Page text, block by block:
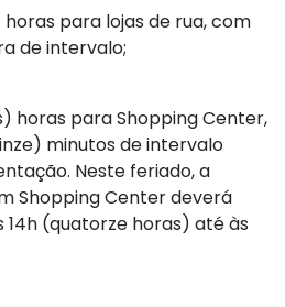
para lojas de rua, com
de intervalo;
horas para Shopping Center,
minutos de intervalo
Neste feriado, a
Shopping Center deverá
(quatorze horas) até às